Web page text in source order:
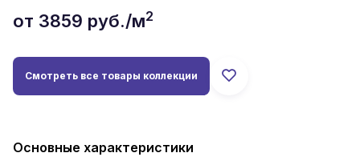
от 3859 руб./м2
Смотреть все товары коллекции
Основные характеристики